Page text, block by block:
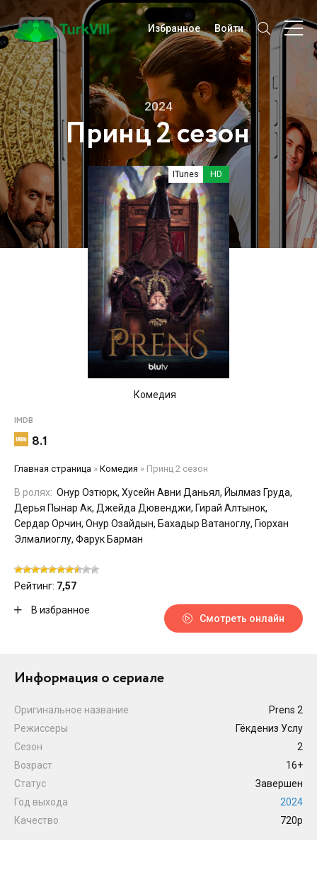
Избранное Войти
Принц 2 сезон
ITunes HD
2024
Комедия
IMDB
8.1
Главная страница » Комедия » Принц 2 сезон
В ролях: Онур Озтюрк, Хусейн Авни Даньял, Йылмаз Груда,
Дерья Пынар Ак, Джейда Дювенджи, Гирай Алтынок,
Сердар Орчин, Онур Озайдын, Бахадыр Ватаноглу, Гюрхан
Элмалиоглу, Фарук Барман
Рейтинг: 7,57
В избранное
Смотреть онлайн
Информация о сериале
Оригинальное название
Prens 2
Режиссеры
Гёкдениз Услу
Сезон
2
Возраст
16+
Статус
Завершен
Год выхода
2024
Качество
720p